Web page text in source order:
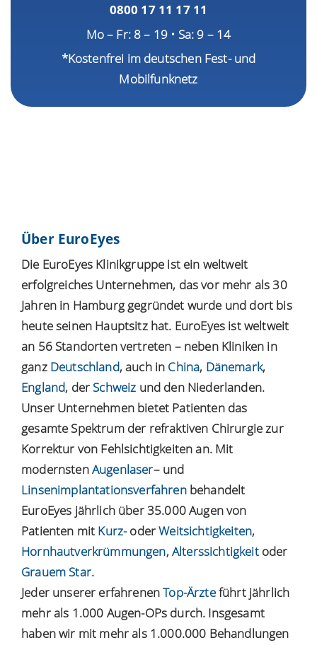
0800 17 11 17 11
Mo – Fr: 8 – 19 • Sa: 9 – 14
*Kostenfrei im deutschen Fest- und
Mobilfunknetz
Über EuroEyes
Die EuroEyes Klinikgruppe ist ein weltweit
erfolgreiches Unternehmen, das vor mehr als 30
Jahren in Hamburg gegründet wurde und dort bis
heute seinen Hauptsitz hat. EuroEyes ist weltweit
an 56 Standorten vertreten – neben Kliniken in
ganz Deutschland, auch in China, Dänemark,
England, der Schweiz und den Niederlanden.
Unser Unternehmen bietet Patienten das
gesamte Spektrum der refraktiven Chirurgie zur
Korrektur von Fehlsichtigkeiten an. Mit
modernstenAugenlaser– und
Linsenimplantationsverfahrenbehandelt
EuroEyes jährlich über 35.000 Augen von
Patienten mit Kurz-oderWeitsichtigkeiten,
Hornhautverkrümmungen,Alterssichtigkeitoder
Grauem Star.
Jeder unserer erfahrenenTop-Ärzteführt jährlich
mehr als 1.000 Augen-OPs durch. Insgesamt
haben wir mit mehr als 1.000.000 Behandlungen